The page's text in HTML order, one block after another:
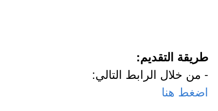
طريقة التقديم:
- من خلال الرابط التالي:
اضغط هنا